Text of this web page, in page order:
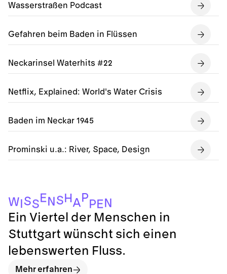
Wasserstraßen Podcast
Gefahren beim Baden in Flüssen
Neckarinsel Waterhits #22
Netflix, Explained: World's Water Crisis
Baden im Neckar 1945
Prominski u.a.: River, Space, Design
W SSE N S H A PPEN
Ein Viertel der Menschen in
Stuttgart wünscht sich einen
lebenswerten Fluss.
Mehr erfahren